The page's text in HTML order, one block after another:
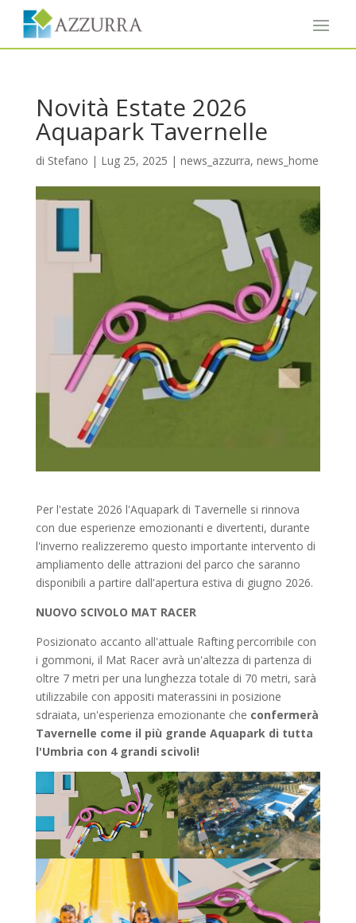
Novità Estate 2026
Aquapark Tavernelle
di Stefano | Lug 25, 2025 | news_azzurra, news_home
Per l'estate 2026 l'Aquapark di Tavernelle si rinnova
con due esperienze emozionanti e divertenti, durante
l'inverno realizzeremo questo importante intervento di
ampliamento delle attrazioni del parco che saranno
disponibili a partire dall'apertura estiva di giugno 2026.
NUOVO SCIVOLO MAT RACER
Posizionato accanto all'attuale Rafting percorribile con
i gommoni, il Mat Racer avrà un'altezza di partenza di
oltre 7 metri per una lunghezza totale di 70 metri, sarà
utilizzabile con appositi materassini in posizione
sdraiata, un'esperienza emozionante che confermerà
Tavernelle come il più grande Aquapark di tutta
l'Umbria con 4 grandi scivoli!